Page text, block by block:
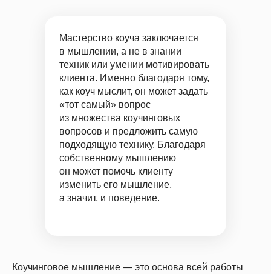
Мастерство коуча заключается
в мышлении, а не в знании
техник или умении мотивировать
клиента. Именно благодаря тому,
как коуч мыслит, он может задать
«тот самый» вопрос
из множества коучинговых
вопросов и предложить самую
подходящую технику. Благодаря
собственному мышлению
он может помочь клиенту
изменить его мышление,
а значит, и поведение.
Коучинговое мышление — это основа всей работы